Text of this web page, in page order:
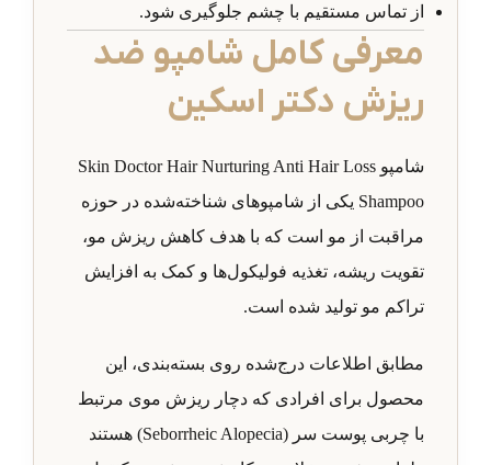
از تماس مستقیم با چشم جلوگیری شود.
معرفی کامل شامپو ضد
ریزش دکتر اسکین
شامپو Skin Doctor Hair Nurturing Anti Hair Loss
Shampoo یکی از شامپوهای شناخته‌شده در حوزه
مراقبت از مو است که با هدف کاهش ریزش مو،
تقویت ریشه، تغذیه فولیکول‌ها و کمک به افزایش
تراکم مو تولید شده است.
مطابق اطلاعات درج‌شده روی بسته‌بندی، این
محصول برای افرادی که دچار ریزش موی مرتبط
با چربی پوست سر (Seborrheic Alopecia) هستند